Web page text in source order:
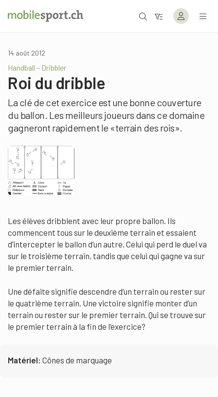
14 août 2012
Handball – Dribbler
Roi du dribble
La clé de cet exercice est une bonne couverture
du ballon. Les meilleurs joueurs dans ce domaine
gagneront rapidement le «terrain des rois».
Les élèves dribblent avec leur propre ballon. Ils
commencent tous sur le deuxième terrain et essaient
d’intercepter le ballon d’un autre. Celui qui perd le duel va
sur le troisième terrain, tandis que celui qui gagne va sur
le premier terrain.
Une défaite signifie descendre d’un terrain ou rester sur
le quatrième terrain. Une victoire signifie monter d’un
terrain ou rester sur le premier terrain. Qui se trouve sur
le premier terrain à la fin de l’exercice?
Matériel: Cônes de marquage